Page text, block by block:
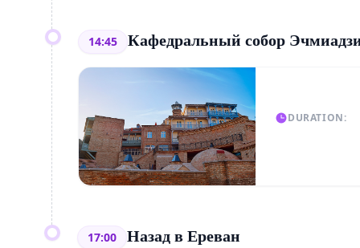
14:45 Кафедральный собор
DURATION:
17:00 Назад в Ереван